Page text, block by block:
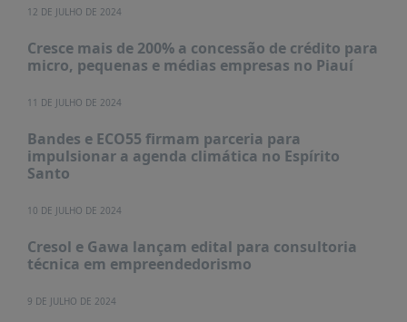
12 DE JULHO DE 2024
Cresce mais de 200% a concessão de crédito para
micro, pequenas e médias empresas no Piauí
11 DE JULHO DE 2024
Bandes e ECO55 firmam parceria para
impulsionar a agenda climática no Espírito
Santo
10 DE JULHO DE 2024
Cresol e Gawa lançam edital para consultoria
técnica em empreendedorismo
9 DE JULHO DE 2024